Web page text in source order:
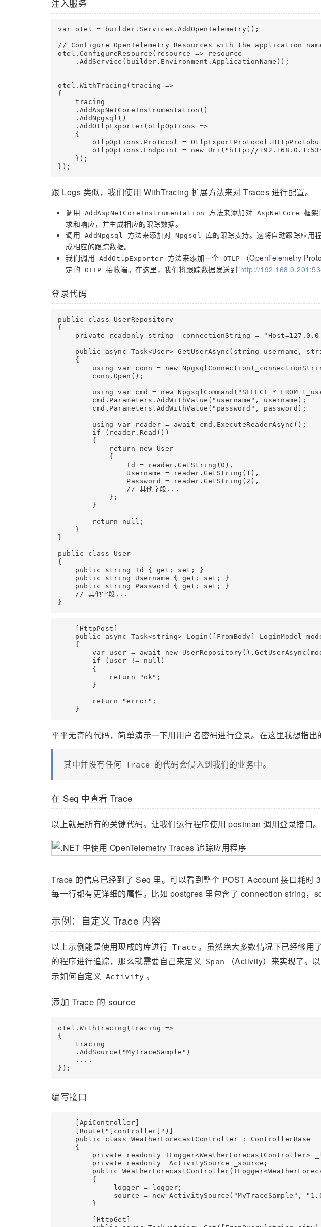
注入服务
var otel = builder.Services.AddOpenTelemetry();
// Configure OpenTelemetry Resources with the application
otel.ConfigureResource(resource => resource
    .AddService(builder.Environment.ApplicationName));
otel.WithTracing(tracing =>
{
    tracing
    .AddAspNetCoreInstrumentation()
    .AddNpgsql()
    .AddOtlpExporter(otlpOptions =>
    {
otlpOptions.Protocol =
otlpOptions.Endpoint = new Uri("http://
    });
跟 Logs 类似，我们使用 WithTracing 扩展方法来对 Traces 进行配置。
调用 AddAspNetCoreInstrumentation 方法来添加对 AspNetCore
框架
求和响应，并生成相应的跟踪数据。
调用
AddNpgsql 方法来添加对 Npgsql 库的跟踪支持。这将自动跟踪应用
成相应的跟踪数据。
我们调用
AddOtlpExporter 方法来添加一个 OTLP
（OpenTelemetry
定的
OTLP 接收端。在这里，我们将跟踪数据发送到"http://
登录代码
public class UserRepository
{
private readonly string _connectionString =
public async Task<User> GetUserAsync(string username,
    {
using var conn = new
        conn.Open();
using var cmd = new NpgsqlCommand("SELECT * FROM
        cmd.Parameters.AddWithValue("username", username);
        cmd.Parameters.AddWithValue("password", password);
        using var reader = await cmd.ExecuteReaderAsync();
        if (reader.Read())
        {
            return new User
            {
                Id = reader.GetString(0),
                Username = reader.GetString(1),
                Password = reader.GetString(2),
                // 其他字段...
            };
        }
        return null;
    }
}
public class User
{
    public string Id { get; set; }
    public string Username { get; set; }
    public string Password { get; set; }
    // 其他字段...
    [HttpPost]
public async Task<string> Login([FromBody] LoginModel
    {
var user = await new
        if (user != null)
        {
            return "ok";
        }
        return "error";
平平无奇的代码，简单演示一下用用户名密码进行登录。在这里我想指出
其中并没有任何 Trace 的代码会侵入到我们的业务中。
在 Seq 中查看 Trace
以上就是所有的关键代码。让我们运行程序使用 postman 调用登录接口
Trace 的信息已经到了 Seq 里。可以看到整个 POST Account 接口耗时
每一行都有更详细的属性。比如 postgres 里包含了 connection string，
示例：自定义 Trace 内容
以上示例能是使用现成的库进行 Trace 。虽然绝大多数情况下已经够用
的程序进行追踪，那么就需要自己来定义
Span
（Activity）来实现了。
示如何自定义 Activity 。
添加 Trace 的 source
otel.WithTracing(tracing =>
{
    tracing
    .AddSource("MyTraceSample")
    ....
编写接口
    [ApiController]
    [Route("[controller]")]
    public class WeatherForecastController : ControllerBase
    {
private readonly ILogger<WeatherForecastController>
        private readonly  ActivitySource _source;
public
        {
            _logger = logger;
_source = new ActivitySource("MyTraceSample",
        }
        [HttpGet]